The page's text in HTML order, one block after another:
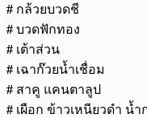
# กล้วยบวดชี
# บวดฟักทอง
# เต้าส่วน
# เฉาก๊วยน้ำเชื่อม
# สาคู แคนตาลูป
# เผือก ข้าวเหนียวดำ น้ำ